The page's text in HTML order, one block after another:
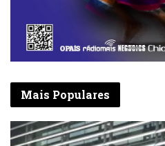
Mais Populares